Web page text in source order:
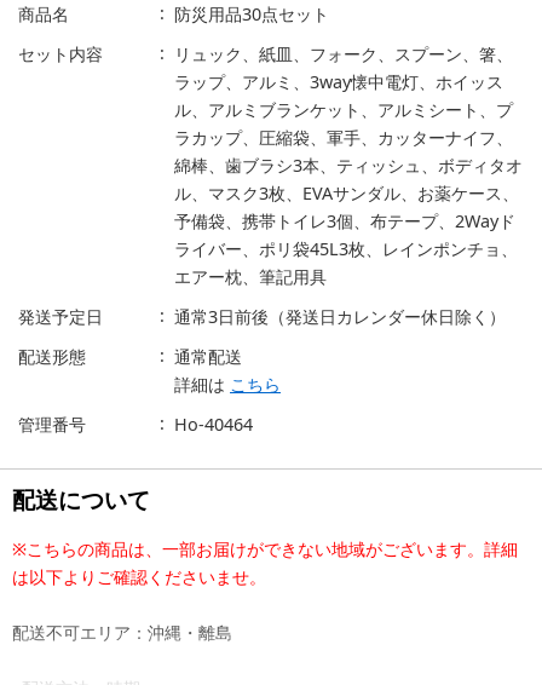
商品名
防災用品30点セット
セット内容
リュック、紙皿、フォーク、スプーン、箸、
ラップ、アルミ、3way懐中電灯、ホイッス
ル、アルミブランケット、アルミシート、プ
ラカップ、圧縮袋、軍手、カッターナイフ、
綿棒、歯ブラシ3本、ティッシュ、ボディタオ
ル、マスク3枚、EVAサンダル、お薬ケース、
予備袋、携帯トイレ3個、布テープ、2Wayド
ライバー、ポリ袋45L3枚、レインポンチョ、
エアー枕、筆記用具
発送予定日
通常3日前後（発送日カレンダー休日除く）
配送形態
通常配送
詳細は こちら
管理番号
Ho-40464
配送について
※こちらの商品は、一部お届けができない地域がございます。詳細
は以下よりご確認くださいませ。
配送不可エリア：沖縄・離島